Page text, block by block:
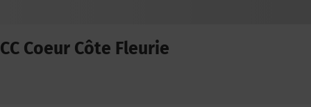
CC Coeur Côte Fleurie